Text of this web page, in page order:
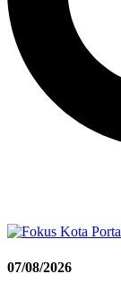
07/08/2026